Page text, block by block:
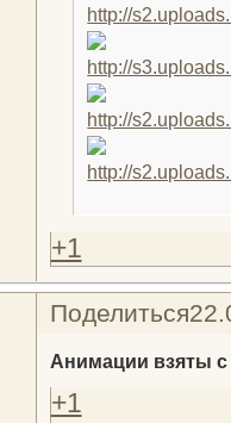
+1
Поделиться
Анимации взяты с
+1